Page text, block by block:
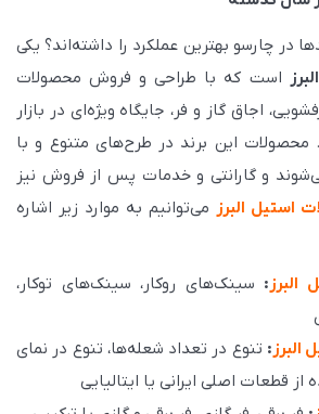
کدام برندها در چارسو بهترین عملکرد را داشته‌اند؟ یکی
است که با طراحی و فروش محصولات
اجاق گاز و فر، جایگاه ویژه‌ای در بازار
محصولات این برند در طرح‌های متنوع و با
و گارانتی و خدمات پس از فروش نیز
استیل البرز می‌توانیم به موارد زیر اشاره
البرز: سینک‌های روکار، سینک‌های توکار،
البرز: تنوع در تعداد شعله‌ها، تنوع در نمای
قطعات اصلی ایرانی یا ایتالیایی